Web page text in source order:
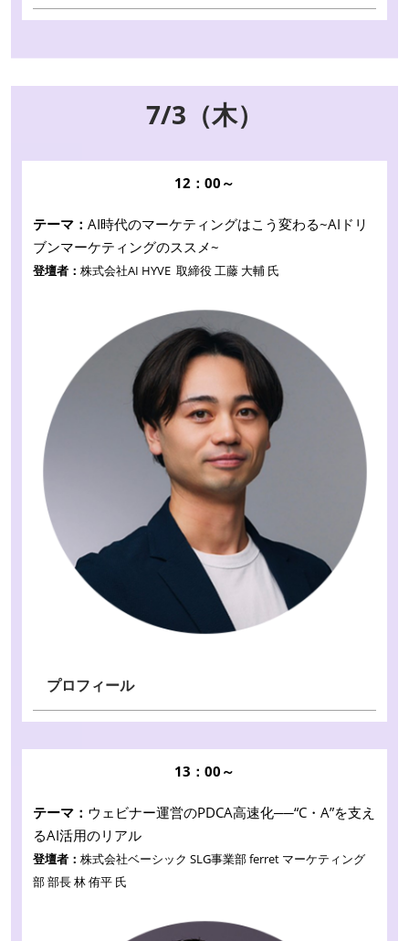
7/3（木）
12：00～
テーマ： AI時代のマーケティングはこう変わる~AIドリ
ブンマーケティングのススメ~
登壇者： 株式会社AI HYVE 取締役 工藤 大輔 氏
プロフィール
13：00～
テーマ： ウェビナー運営のPDCA高速化──“C・A”を支え
るAI活用のリアル
登壇者： 株式会社ベーシック SLG事業部 ferret マーケティング
部 部長 林 侑平 氏